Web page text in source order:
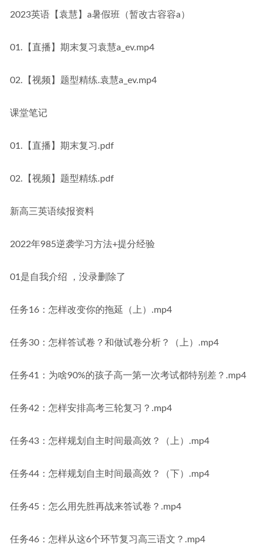
2023英语【袁慧】a暑假班（暂改古容容a）
01.【直播】期末复习袁慧a_ev.mp4
02.【视频】题型精练.袁慧a_ev.mp4
课堂笔记
01.【直播】期末复习.pdf
02.【视频】题型精练.pdf
新高三英语续报资料
2022年985逆袭学习方法+提分经验
01是自我介绍 ，没录删除了
任务16：怎样改变你的拖延（上）.mp4
任务30：怎样答试卷？和做试卷分析？（上）.mp4
任务41：为啥90%的孩子高一第一次考试都特别差？.mp4
任务42：怎样安排高考三轮复习？.mp4
任务43：怎样规划自主时间最高效？（上）.mp4
任务44：怎样规划自主时间最高效？（下）.mp4
任务45：怎么用先胜再战来答试卷？.mp4
任务46：怎样从这6个环节复习高三语文？.mp4